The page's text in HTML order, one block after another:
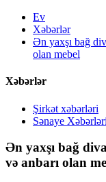
Ev
Xəbərlər
Ən yaxşı bağ
olan mebel
Xəbərlər
Şirkət xəbərləri
Sənaye Xəbərləri
Ən yaxşı bağ
və anbarı olan